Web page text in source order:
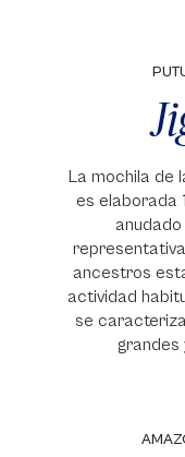
La mochila de
es elaborada
ancestros
actividad
se
grandes